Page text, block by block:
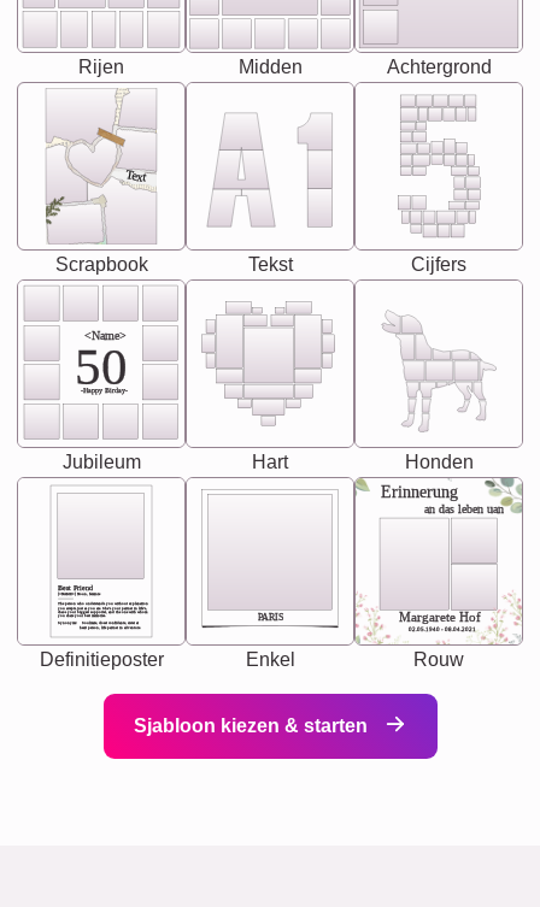
Rijen Midden Achtergrond
Text
Scrapbook Tekst Cijfers
<Name>
50
-Happy Birday-
Jubileum Hart Honden
Best Friend
[<NAME>] Noun, feminie
Synonyms: Soulmate, closet confidante, sister at
heart person, life partner in adventure.
The person who understands you without explanation
you accepts just as you are. She's your partner in life's,
chaos your biggest supporter, and the one with whom
you share your best memories.
Definitieposter
PARIS
Enkel
Erinnerung
an das leben uan
Margarete Hof
02.05.1940 - 08.04.2021
Rouw
Sjabloon kiezen & starten